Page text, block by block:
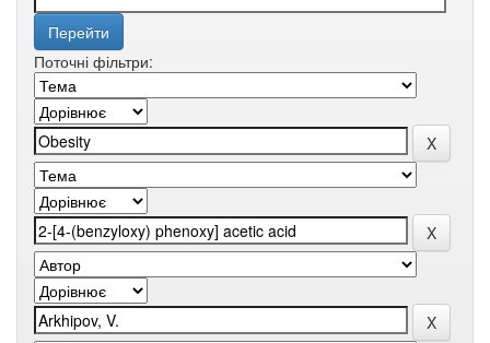
Поточні фільтри: